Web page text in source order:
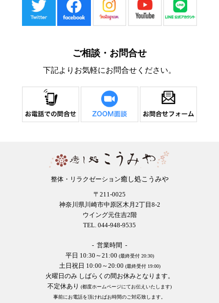
ご相談・お問合せ
下記よりお気軽にお問合せください。
整体・リラクゼーション癒し処こうみや
〒211-0025
神奈川県川崎市中原区木月2丁目8-2
ウイング元住吉2階
TEL. 044-948-9535
- 営業時間 -
平日 10:30～21:00 (最終受付 20:30)
土日祝日 10:00～20:00 (最終受付 19:00)
火曜日のみ しばらくの間お休みとなります。
不定休あり (都度ホームページにてお伝えいたします)
事前にお電話を頂ければお時間のご対応致します。